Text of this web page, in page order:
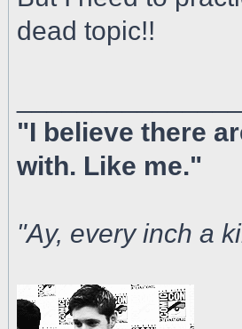
dead topic!!
"I believe there
with. Like me."
"Ay, every inch a